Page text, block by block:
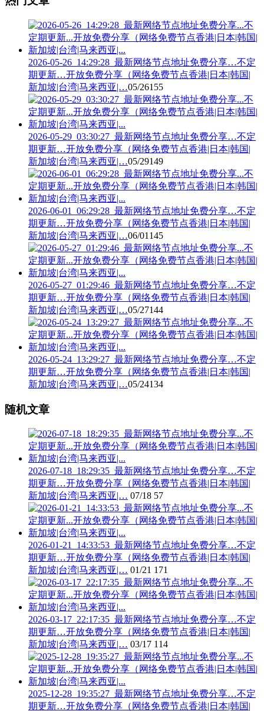
2026-05-26_14:29:28_最新网络节点地址免费分享…不定
期更新…开放免费分享（网络免费节点香港|日本|韩国|
新加坡|台湾|马来西亚|…05/26155
2026-05-29_03:30:27_最新网络节点地址免费分享…不定
期更新…开放免费分享（网络免费节点香港|日本|韩国|
新加坡|台湾|马来西亚|…05/29149
2026-06-01_06:29:28_最新网络节点地址免费分享…不定
期更新…开放免费分享（网络免费节点香港|日本|韩国|
新加坡|台湾|马来西亚|…06/01 145
2026-05-27_01:29:46_最新网络节点地址免费分享…不定
期更新…开放免费分享（网络免费节点香港|日本|韩国|
新加坡|台湾|马来西亚|…05/27144
2026-05-24_13:29:27_最新网络节点地址免费分享…不定
期更新…开放免费分享（网络免费节点香港|日本|韩国|
新加坡|台湾|马来西亚|…05/24134
随机文章
2026-07-18_18:29:35_最新网络节点地址免费分享…不定
期更新…开放免费分享（网络免费节点香港|日本|韩国|
新加坡|台湾|马来西亚|… 07/18 57
2026-01-21_14:33:53_最新网络节点地址免费分享…不定
期更新…开放免费分享（网络免费节点香港|日本|韩国|
新加坡|台湾|马来西亚|… 01/21 171
2026-03-17_22:17:35_最新网络节点地址免费分享…不定
期更新…开放免费分享（网络免费节点香港|日本|韩国|
新加坡|台湾|马来西亚|… 03/17 114
2025-12-28_19:35:27_最新网络节点地址免费分享…不定
期更新…开放免费分享（网络免费节点香港|日本|韩国|